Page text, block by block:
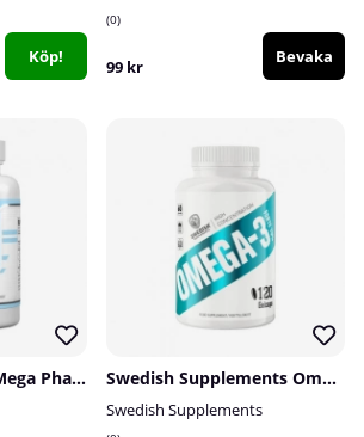
Köp!
0
99 kr Bevaka
Trained By JP Oh-Mega Pharma Pro, 180 caps Swedish Supplements Omega-3 Forte 70%, 120 caps
Swedish Supplements